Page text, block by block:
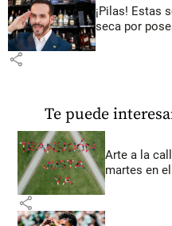
¡Pilas! Estas
seca por
share
Te puede
Arte a la
martes en
share